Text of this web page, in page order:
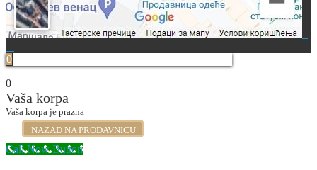
0
0
Vaša korpa
Vaša korpa je prazna
NAZAD NA PRODAVNICU
Call Now Button